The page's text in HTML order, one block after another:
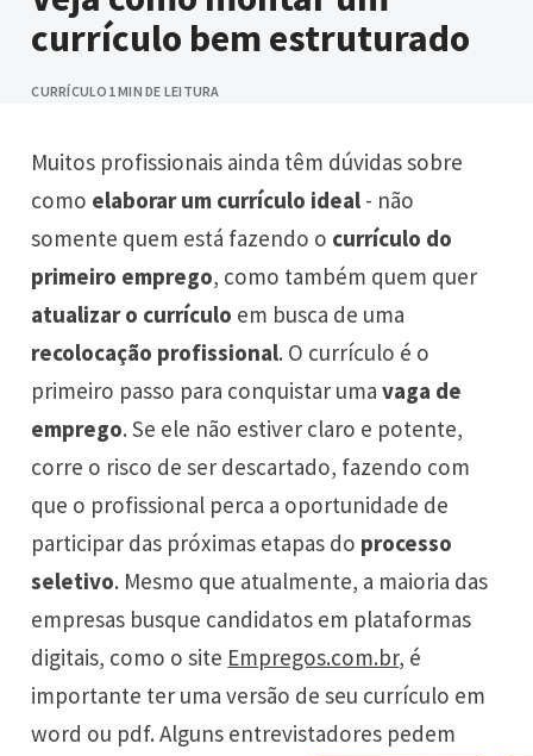
currículo bem estruturado
CURRÍCULO 1 MIN DE LEITURA
Muitos profissionais ainda têm dúvidas sobre
como elaborar um currículo ideal - não
somente quem está fazendo o currículo do
primeiro emprego, como também quem quer
atualizar o currículo em busca de uma
recolocação profissional. O currículo é o
primeiro passo para conquistar umavaga de
emprego. Se ele não estiver claro e potente,
corre o risco de ser descartado, fazendo com
que o profissional perca a oportunidade de
participar das próximas etapas do processo
seletivo. Mesmo que atualmente, a maioria das
empresas busque candidatos em plataformas
digitais, como o site Empregos.com.br, é
importante ter uma versão de seu currículo em
word ou pdf. Alguns entrevistadores pedem